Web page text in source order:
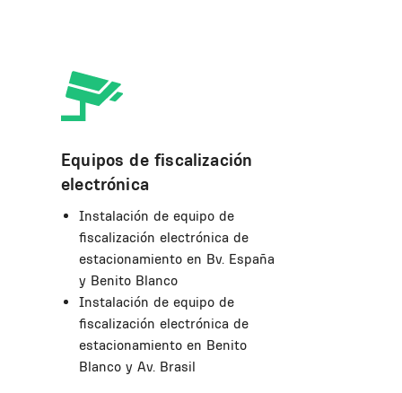
Equipos de fiscalización
electrónica
Instalación de equipo de
fiscalización electrónica de
estacionamiento en Bv. España
y Benito Blanco
Instalación de equipo de
fiscalización electrónica de
estacionamiento en Benito
Blanco y Av. Brasil